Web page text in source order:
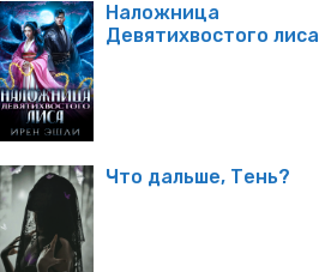
Наложница
Девятихвостого лиса
Что дальше, Тень?